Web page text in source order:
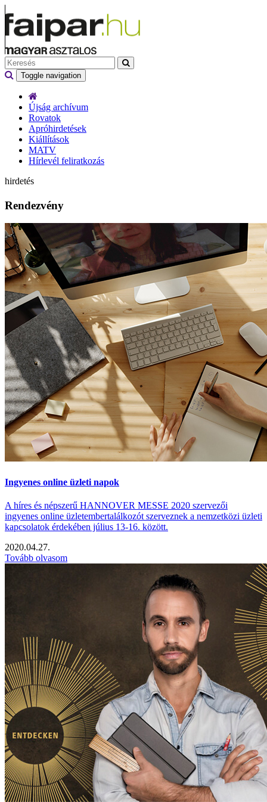
Toggle navigation
Újság archívum
Rovatok
Apróhirdetések
Kiállítások
MATV
Hírlevél feliratkozás
hirdetés
Rendezvény
Ingyenes online üzleti napok
A híres és népszerű HANNOVER MESSE 2020 szervezői
ingyenes online üzletembertalálkozót szerveznek a nemzetközi üzleti
kapcsolatok érdekében július 13-16. között.
2020.04.27.
Tovább olvasom